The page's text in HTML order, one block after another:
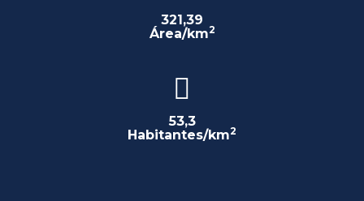
321,39
Área/km2
53,3
Habitantes/km2